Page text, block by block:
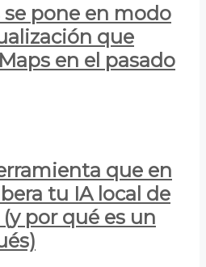
se pone en modo
que
en el pasado
que en
tu IA local de
por qué es un